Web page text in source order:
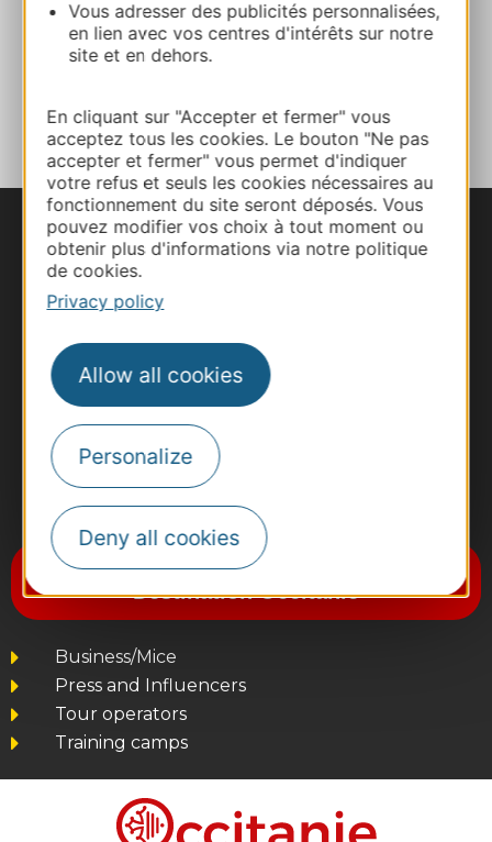
Vous adresser des publicités personnalisées,
en lien avec vos centres d'intérêts sur notre
site et en dehors.
En cliquant sur "Accepter et fermer" vous
acceptez tous les cookies. Le bouton "Ne pas
accepter et fermer" vous permet d'indiquer
votre refus et seuls les cookies nécessaires au
fonctionnement du site seront déposés. Vous
pouvez modifier vos choix à tout moment ou
obtenir plus d'informations via notre politique
de cookies.
Privacy policy
Allow all cookies
Personalize
Deny all cookies
Website
#VoyageOccitanie
Subscribe to the newsletter
Destination Occitanie
Business/Mice
Press and Influencers
Tour operators
Training camps